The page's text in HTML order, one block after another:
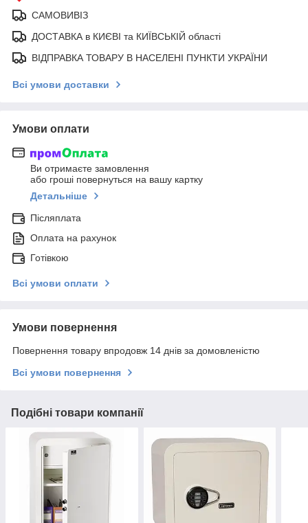
САМОВИВІЗ
ДОСТАВКА в КИЄВІ та КИЇВСЬКІЙ області
ВІДПРАВКА ТОВАРУ В НАСЕЛЕНІ ПУНКТИ УКРАЇНИ
Всі умови доставки
Умови оплати
Ви отримаєте замовлення
або гроші повернуться на вашу картку
Детальніше
Післяплата
Оплата на рахунок
Готівкою
Всі умови оплати
Умови повернення
Повернення товару впродовж 14 днів за домовленістю
Всі умови повернення
Подібні товари компанії